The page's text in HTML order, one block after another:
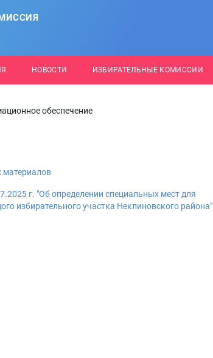
НОВОСТИ ИЗБИРАТЕЛЬНЫЕ КОМИССИИ
обеспечение
материалов
г. "Об определении специальных мест для
избирательного участка Неклиновского района"